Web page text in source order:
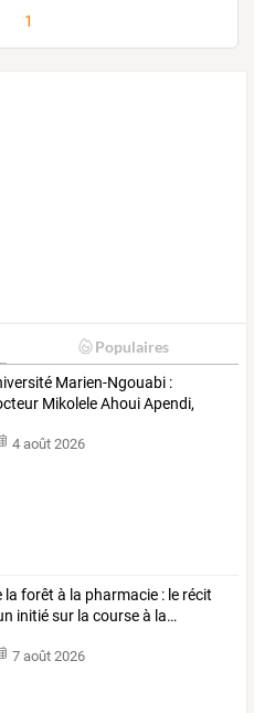
1
Populaires
Marien-Ngouabi :
MikoleleAhouiApendi,
4 août 2026
la forêt à la pharmacie : le récit
initiésur la courseà la…
7 août 2026